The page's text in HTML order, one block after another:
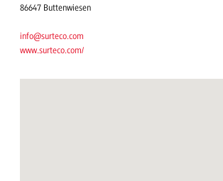
86647 Buttenwiesen
info@surteco.com
www.surteco.com/